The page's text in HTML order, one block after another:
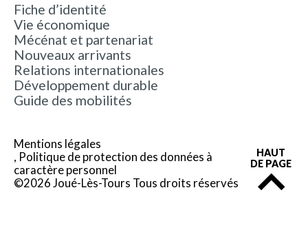
Fiche d’identité
Vie économique
Mécénat et partenariat
Nouveaux arrivants
Relations internationales
Développement durable
Guide des mobilités
Mentions légales
Politique de protection des données à
caractère personnel
©2026 Joué-Lès-Tours Tous droits réservés
HAUT
DE PAGE